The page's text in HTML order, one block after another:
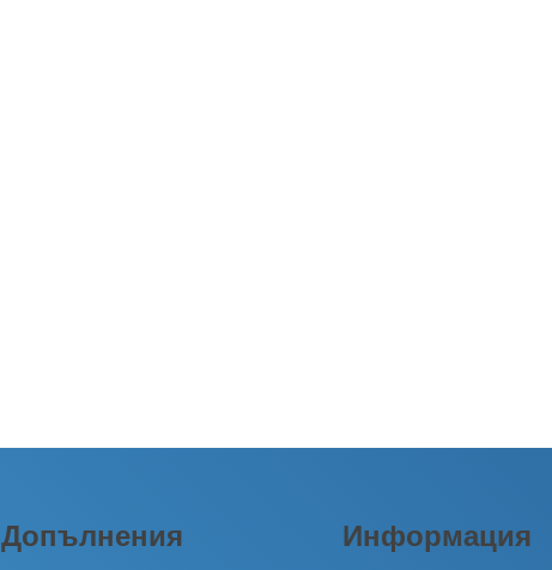
Допълнения Информация